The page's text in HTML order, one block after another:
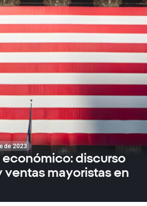
de 2023
discurso
ventas mayoristas en